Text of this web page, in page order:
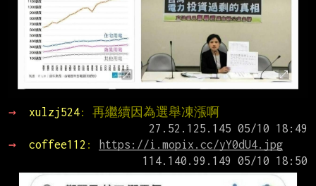
→ xulzj524: 再繼續因為選舉凍漲啊
→
coffee112 :
https://i.mopix.cc/yY0dU4.jpg